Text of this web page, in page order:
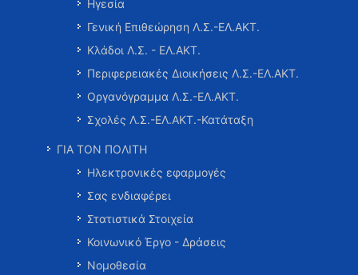
Ηγεσία
Γενική Επιθεώρηση Λ.Σ.-ΕΛ.ΑΚΤ.
Κλάδοι Λ.Σ. - ΕΛ.ΑΚΤ.
Περιφερειακές Διοικήσεις Λ.Σ.-ΕΛ.ΑΚΤ.
Οργανόγραμμα Λ.Σ.-ΕΛ.ΑΚΤ.
Σχολές Λ.Σ.-ΕΛ.ΑΚΤ.-Κατάταξη
ΓΙΑ ΤΟΝ ΠΟΛΙΤΗ
Ηλεκτρονικές εφαρμογές
Σας ενδιαφέρει
Στατιστικά Στοιχεία
Κοινωνικό Έργο - Δράσεις
Νομοθεσία